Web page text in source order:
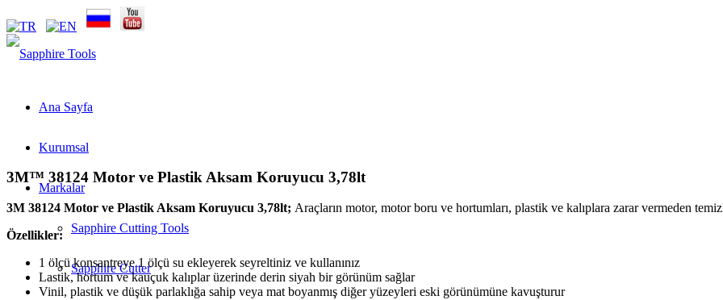
Ana Sayfa
Kurumsal
Markalar
Sapphire Cutting Tools
Sapphire Cutter
3M™ 38124 Motor ve Plastik Aksam Koruyucu 3,78lt
3M 38124 Motor ve Plastik Aksam Koruyucu 3,78lt; Araçların motor, motor boru ve hortumları, plastik ve kalıplara zarar vermeden
Özellikler:
1 ölçü konsantreye 1 ölçü su ekleyerek seyreltiniz ve kullanınız
Lastik, hortum ve kauçuk kalıplar üzerinde derin siyah bir görünüm sağlar
Vinil, plastik ve düşük parlaklığa sahip veya mat boyanmış diğer yüzeyleri eski görünümüne kavuşturur